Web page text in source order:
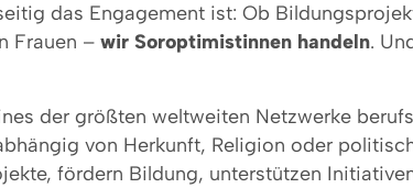
das Engagement ist: Ob
Frauen – wir Soroptimistinnen handeln.
der größten weltweiten Netzwerke
von Herkunft, Religion oder
fördern Bildung, unterstützen